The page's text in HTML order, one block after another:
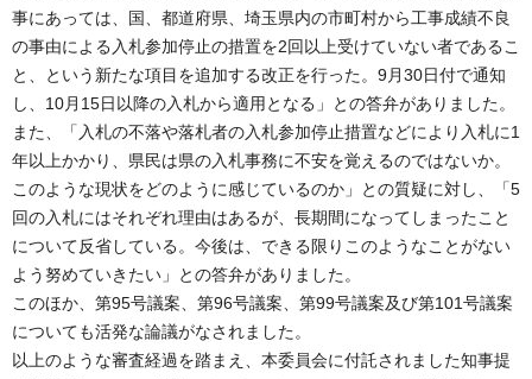
事にあっては、国、都道府県、埼玉県内の市町村から工事成績不良
の事由による入札参加停止の措置を2回以上受けていない者であるこ
と、という新たな項目を追加する改正を行った。9月30日付で通知
し、10月15日以降の入札から適用となる」との答弁がありました。
また、「入札の不落や落札者の入札参加停止措置などにより入札に1
年以上かかり、県民は県の入札事務に不安を覚えるのではないか。
このような現状をどのように感じているのか」との質疑に対し、「5
回の入札にはそれぞれ理由はあるが、長期間になってしまったこと
について反省している。今後は、できる限りこのようなことがない
よう努めていきたい」との答弁がありました。
このほか、第95号議案、第96号議案、第99号議案及び第101号議案
についても活発な論議がなされました。
以上のような審査経過を踏まえ、本委員会に付託されました知事提